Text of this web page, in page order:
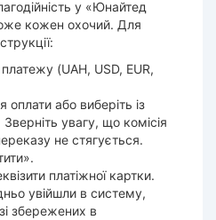
у «Юнайтед
кожен охочий. Для
(UAH, USD, EUR,
або виберіть із
увагу, що комісія
не стягується.
платіжної картки.
увійшли в систему,
збережених в